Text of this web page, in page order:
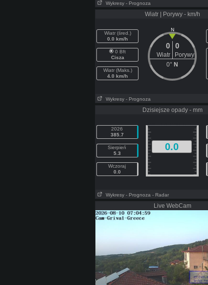
Wykresy - Prognoza
Wiatr | Porywy - km/h
Wiatr (śred.)
0.0 km/h
0 Bft
Cisza
Wiatr (Maks.)
4.0 km/h
N
0 0
Wiatr
Porywy
0° N
Wykresy - Prognoza
Dzisiejsze opady - mm
2026
385.7
Sierpień
5.3
Wczoraj
0.0
0.0
Wykresy - Prognoza - Radar
Live WebCam